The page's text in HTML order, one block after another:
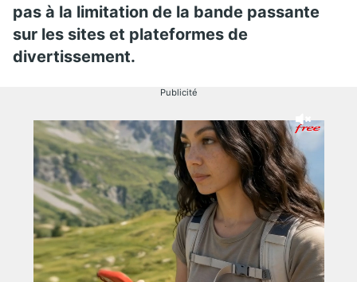
pas à la limitation de la bande passante
sur les sites et plateformes de
divertissement.
Publicité